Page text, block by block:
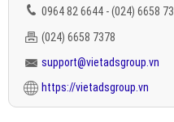
0964 82 6644 - (024) 6658
(024) 6658 7378
support@vietadsgroup.vn
https://vietadsgroup.vn